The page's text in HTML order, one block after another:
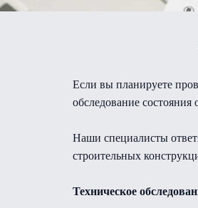
Если вы планируете
обследование
Наши специалисты
строительных
Техническое